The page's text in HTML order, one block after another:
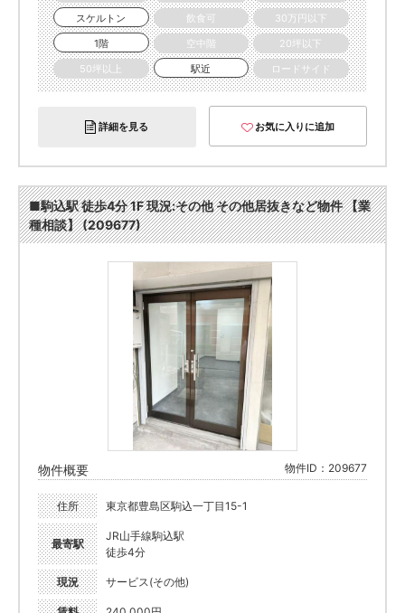
スケルトン
飲食可
30万円以下
1階
空中階
20坪以下
50坪以上
駅近 ロードサイド
詳細を見る お気に入りに追加
■駒込駅 徒歩4分 1F 現況:その他 その他居抜きなど物件 【業
種相談】 (209677)
物件概要 物件ID：209677
住所 東京都豊島区駒込一丁目15-1
最寄駅
JR山手線駒込駅
徒歩4分
現況 サービス(その他)